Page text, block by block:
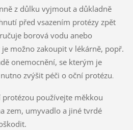
z důlku vyjmout a důkladně
před vsazením protézy zpět
borová vodu anebo
možno zakoupit v lékárně, popř.
onemocnění, se kterým je
zvýšit péči o oční protézu.
používejte měkkou
zem, umyvadlo a jiné tvrdé